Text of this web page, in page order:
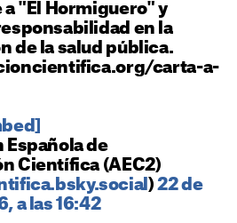
a "El Hormiguero" y
en la
de la salud pública.
carta-a-
de
Científica (AEC2)
)22 de
a las 16:42